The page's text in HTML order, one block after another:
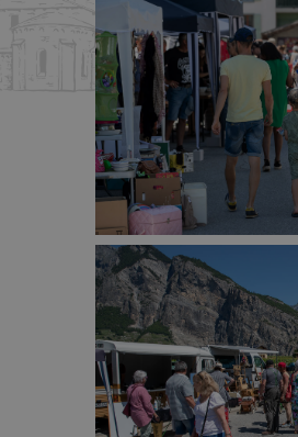
Activités jeunesse
Journée de la lecture
Courses d’écoles
La course aux livres
Nuit du conte